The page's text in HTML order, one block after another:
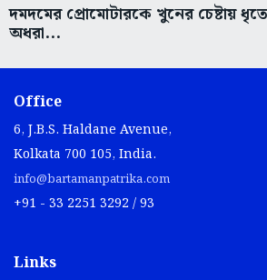
দমদমের প্রোমোটারকে খুনের চেষ্টায়
অধরা...
Office
6, J.B.S. Haldane Avenue,
Kolkata 700 105, India.
info@bartamanpatrika.com
+91 - 33 2251 3292 / 93
Links